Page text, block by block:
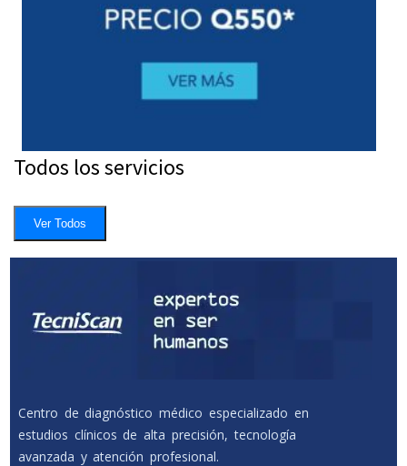
Todos los servicios
Ver Todos
Centro de diagnóstico médico especializado en
estudios clínicos de alta precisión, tecnología
avanzada y atención profesional.